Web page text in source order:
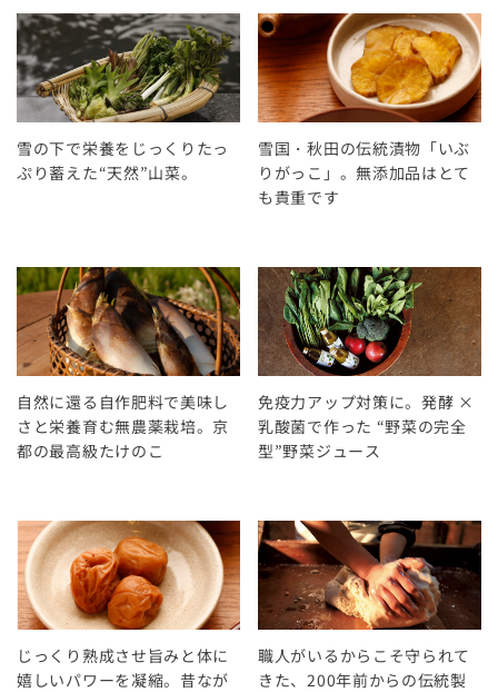
雪の下で栄養をじっくりたっ
ぷり蓄えた“天然”山菜。
雪国・秋田の伝統漬物「いぶ
りがっこ」。無添加品はとて
も貴重です
自然に還る自作肥料で美味し
さと栄養育む無農薬栽培。京
都の最高級たけのこ
免疫力アップ対策に。発酵 ×
乳酸菌で作った “野菜の完全
型”野菜ジュース
じっくり熟成させ旨みと体に
嬉しいパワーを凝縮。昔なが
職人がいるからこそ守られて
きた、200年前からの伝統製